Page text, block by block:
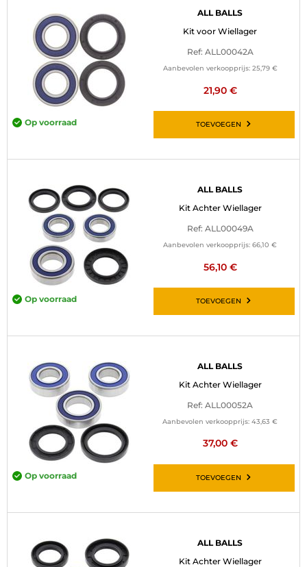
ALL BALLS
Kit voor Wiellager
Ref: ALL00042A
Aanbevolen verkoopprijs: 25,79 €
21,90 €
Op voorraad TOEVOEGEN
ALL BALLS
Kit Achter Wiellager
Ref: ALL00049A
Aanbevolen verkoopprijs: 66,10 €
56,10 €
Op voorraad TOEVOEGEN
ALL BALLS
Kit Achter Wiellager
Ref: ALL00052A
Aanbevolen verkoopprijs: 43,63 €
37,00 €
Op voorraad TOEVOEGEN
ALL BALLS
Kit Achter Wiellager